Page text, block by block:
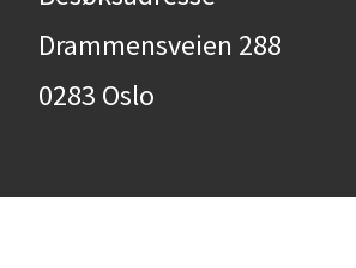
Drammensveien 288
0283 Oslo